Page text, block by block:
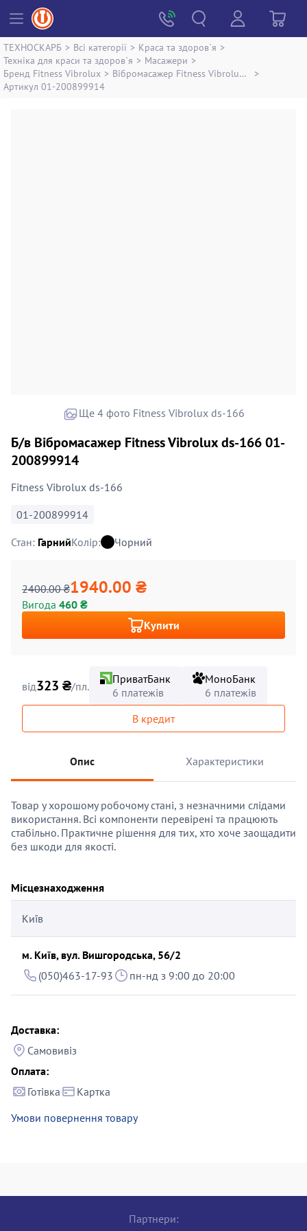
ТЕХНОСКАРБ > Всі категорії > Краса та здоров`я >
Техніка для краси та здоров`я > Масажери >
Бренд Fitness Vibrolux > Вібромасажер Fitness Vibrolux ds-166
>
Артикул 01-200899914
Ще 4 фото Fitness Vibrolux ds-166
Б/в Вібромасажер Fitness Vibrolux ds-166 01-
200899914
Fitness Vibrolux ds-166
01-200899914
Стан: ГарнийКолір: Чорний
2400.00 ₴1940.00 ₴
Вигода 460 ₴
Купити
від323 ₴/пл.
ПриватБанк
6 платежів
МоноБанк
6 платежів
В кредит
Опис Характеристики
Товар у хорошому робочому стані, з незначними слідами
використання. Всі компоненти перевірені та працюють
стабільно. Практичне рішення для тих, хто хоче заощадити
без шкоди для якості.
Місцезнаходження
Київ
м. Київ, вул. Вишгородська, 56/2
(050)463-17-93
пн-нд з 9:00 до 20:00
Доставка:
Самовивіз
Оплата:
Готівка
Картка
Умови повернення товару
Партнери: